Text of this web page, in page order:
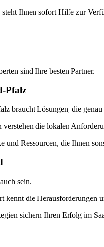
steht Ihnen sofort Hilfe zur
sind Ihre besten Partner.
Pfalz
braucht Lösungen, die
verstehen die lokalen
und Ressourcen, die Ihnen
sein.
kennt die Herausforderungen
sichern Ihren Erfolg im